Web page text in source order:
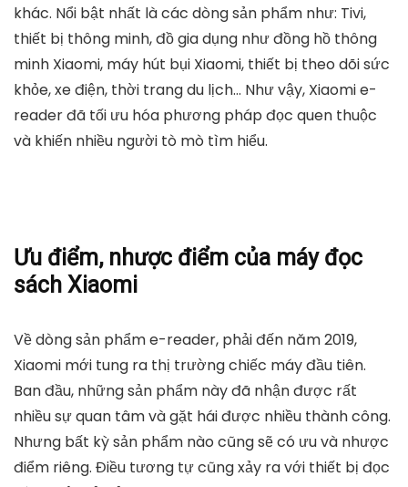
khác. Nổi bật nhất là các dòng sản phẩm như: Tivi,
thiết bị thông minh, đồ gia dụng như đồng hồ thông
minh Xiaomi, máy hút bụi Xiaomi, thiết bị theo dõi sức
khỏe, xe điện, thời trang du lịch… Như vậy, Xiaomi e-
reader đã tối ưu hóa phương pháp đọc quen thuộc
và khiến nhiều người tò mò tìm hiểu.
Ưu điểm, nhược điểm của máy đọc
sách Xiaomi
Về dòng sản phẩm e-reader, phải đến năm 2019,
Xiaomi mới tung ra thị trường chiếc máy đầu tiên.
Ban đầu, những sản phẩm này đã nhận được rất
nhiều sự quan tâm và gặt hái được nhiều thành công.
Nhưng bất kỳ sản phẩm nào cũng sẽ có ưu và nhược
điểm riêng. Điều tương tự cũng xảy ra với thiết bị đọc